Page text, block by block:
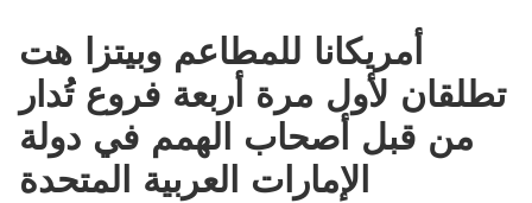
أمريكانا للمطاعم وبيتزا هت
تطلقان لأول مرة أربعة فروع تُدار
من قبل أصحاب الهمم في دولة
الإمارات العربية المتحدة